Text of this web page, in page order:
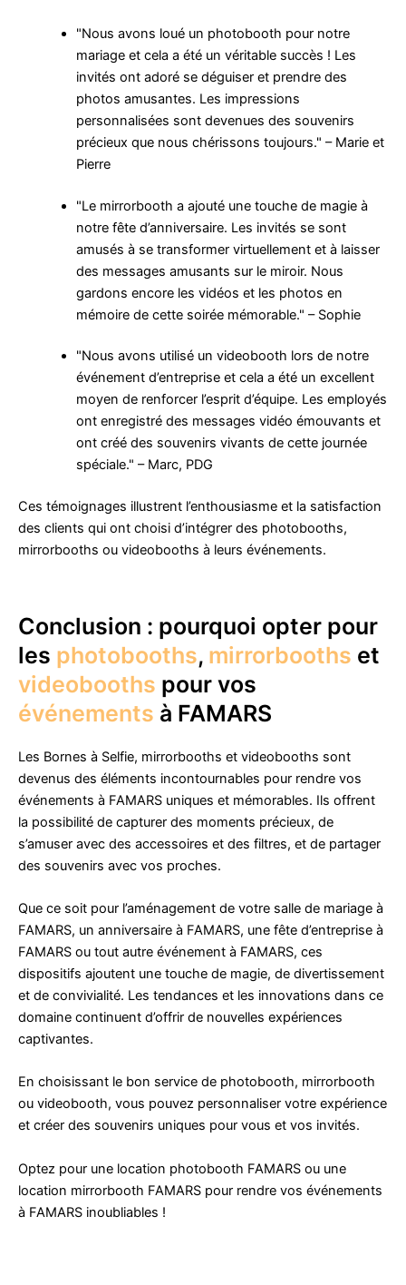
"Nous avons loué un photobooth pour notre
mariage et cela a été un véritable succès ! Les
invités ont adoré se déguiser et prendre des
photos amusantes. Les impressions
personnalisées sont devenues des souvenirs
précieux que nous chérissons toujours." – Marie et
Pierre
"Le mirrorbooth a ajouté une touche de magie à
notre fête d’anniversaire. Les invités se sont
amusés à se transformer virtuellement et à laisser
des messages amusants sur le miroir. Nous
gardons encore les vidéos et les photos en
mémoire de cette soirée mémorable." – Sophie
"Nous avons utilisé un videobooth lors de notre
événement d’entreprise et cela a été un excellent
moyen de renforcer l’esprit d’équipe. Les employés
ont enregistré des messages vidéo émouvants et
ont créé des souvenirs vivants de cette journée
spéciale." – Marc, PDG
Ces témoignages illustrent l’enthousiasme et la satisfaction
des clients qui ont choisi d’intégrer des photobooths,
mirrorbooths ou videobooths à leurs événements.
Conclusion : pourquoi opter pour
les photobooths, mirrorbooths et
videobooths pour vos
événements à FAMARS
Les Bornes à Selfie, mirrorbooths et videobooths sont
devenus des éléments incontournables pour rendre vos
événements à FAMARS uniques et mémorables. Ils offrent
la possibilité de capturer des moments précieux, de
s’amuser avec des accessoires et des filtres, et de partager
des souvenirs avec vos proches.
Que ce soit pour l’aménagement de votre salle de mariage à
FAMARS, un anniversaire à FAMARS, une fête d’entreprise à
FAMARS ou tout autre événement à FAMARS, ces
dispositifs ajoutent une touche de magie, de divertissement
et de convivialité. Les tendances et les innovations dans ce
domaine continuent d’offrir de nouvelles expériences
captivantes.
En choisissant le bon service de photobooth, mirrorbooth
ou videobooth, vous pouvez personnaliser votre expérience
et créer des souvenirs uniques pour vous et vos invités.
Optez pour une location photobooth FAMARS ou une
location mirrorbooth FAMARS pour rendre vos événements
à FAMARS inoubliables !